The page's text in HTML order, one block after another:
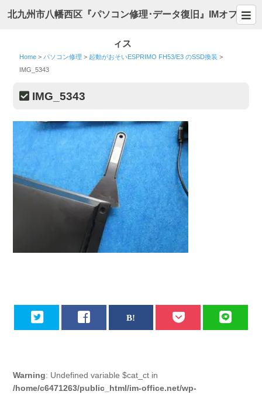
北九州市八幡西区『パソコン修理･データ復旧』IMオフ
ィス
Home > パソコン修理 >起動がおそいESPRIMO FH53/E3 のSSD換装 >
IMG_5343
IMG_5343
Warning: Undefined variable $cat_ct in
/home/c6471263/public_html/im-office.net/wp-